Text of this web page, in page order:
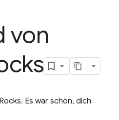
von
Es war schön, dich